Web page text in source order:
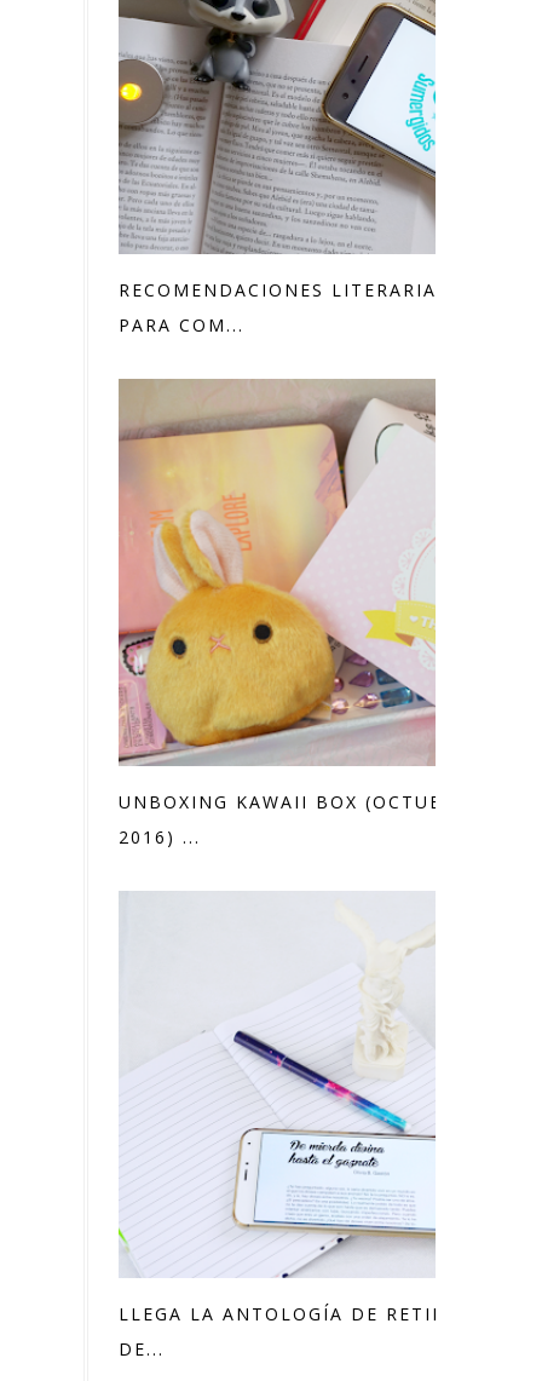
RECOMENDACIONES LITERARIAS
PARA COM...
UNBOXING KAWAII BOX (OCTUBRE
2016) ...
LLEGA LA ANTOLOGÍA DE RETILLINGS
DE...